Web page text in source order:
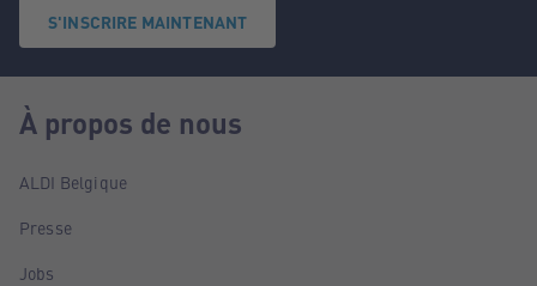
S'INSCRIRE MAINTENANT
À propos de nous
ALDI Belgique
Presse
Jobs